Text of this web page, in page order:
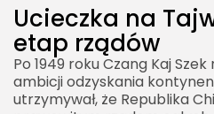
Ucieczka na
etap rządów
Po 1949 roku Czang Kaj
ambicji odzyskania
utrzymywał, że Republika